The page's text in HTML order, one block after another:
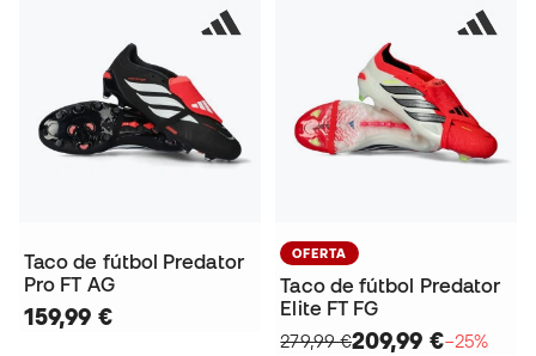
Taco de fútbol Predator
Pro FT AG
159,99 €
OFERTA
Taco de fútbol Predator
Elite FT FG
279,99 €209,99 €−25%